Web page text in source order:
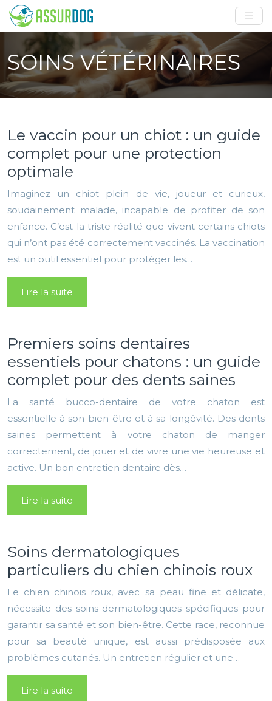
SOINS VÉTÉRINAIRES
Le vaccin pour un chiot : un guide
complet pour une protection
optimale
Imaginez un chiot plein de vie, joueur et curieux,
soudainement malade, incapable de profiter de son
enfance. C’est la triste réalité que vivent certains chiots
qui n’ont pas été correctement vaccinés. La vaccination
est un outil essentiel pour protéger les…
Lire la suite
Premiers soins dentaires
essentiels pour chatons : un guide
complet pour des dents saines
La santé bucco-dentaire de votre chaton est
essentielle à son bien-être et à sa longévité. Des dents
saines permettent à votre chaton de manger
correctement, de jouer et de vivre une vie heureuse et
active. Un bon entretien dentaire dès…
Lire la suite
Soins dermatologiques
particuliers du chien chinois roux
Le chien chinois roux, avec sa peau fine et délicate,
nécessite des soins dermatologiques spécifiques pour
garantir sa santé et son bien-être. Cette race, reconnue
pour sa beauté unique, est aussi prédisposée aux
problèmes cutanés. Un entretien régulier et une…
Lire la suite